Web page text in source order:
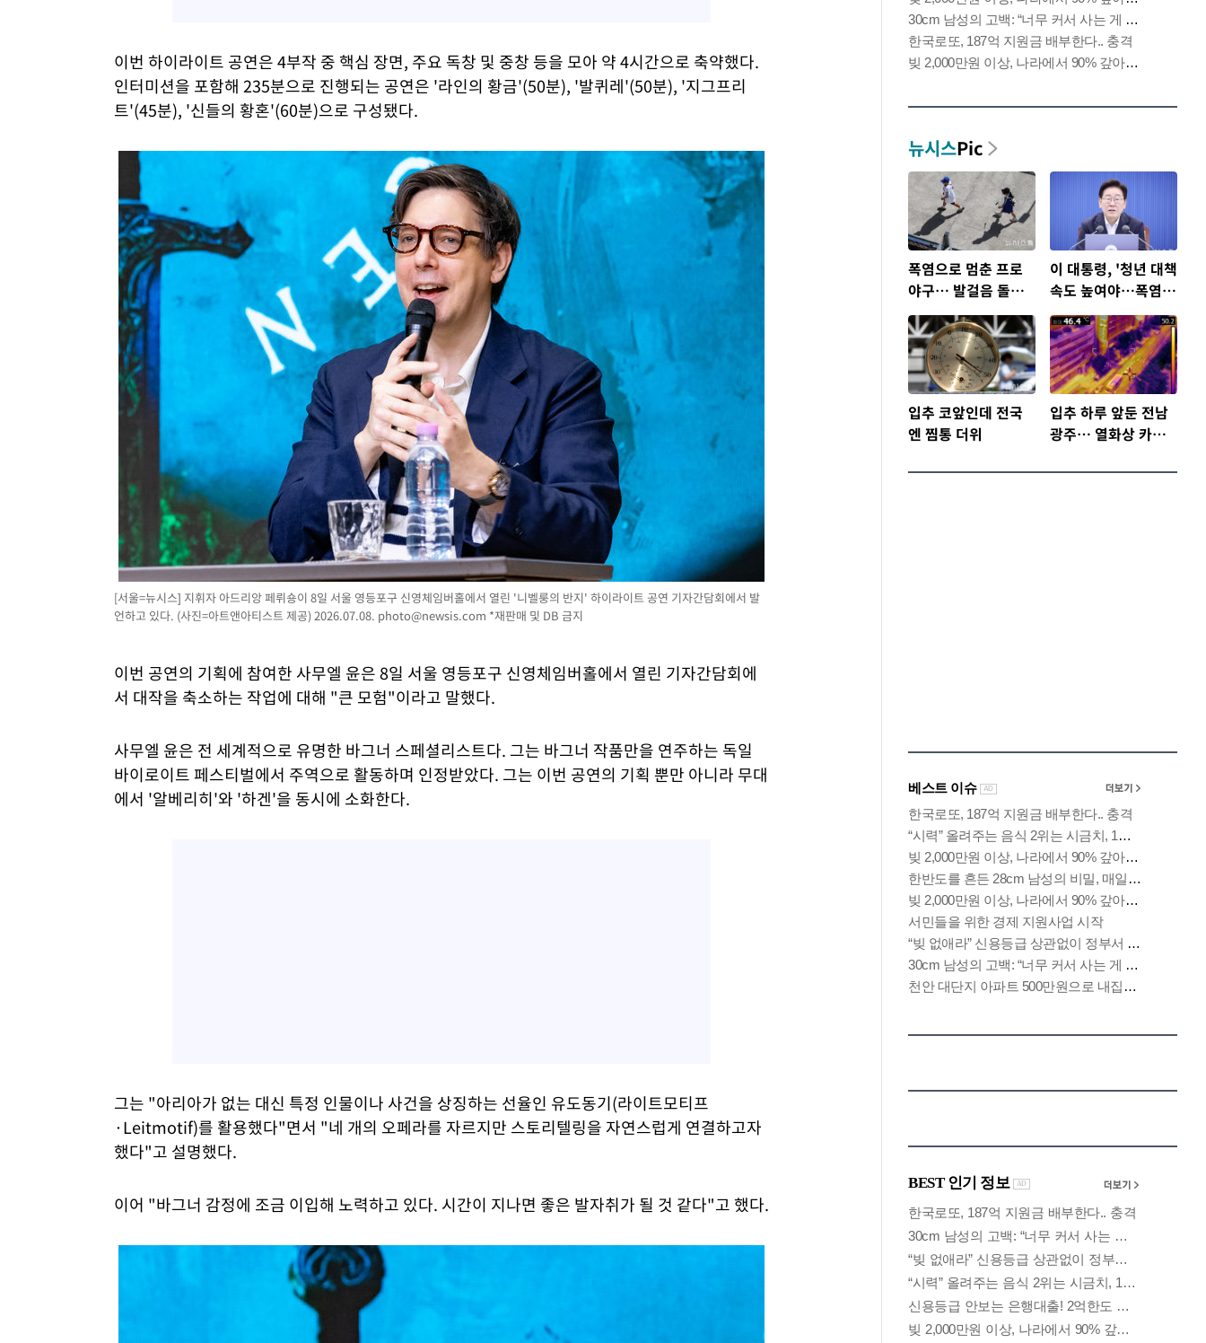
이번 하이라이트 공연은 4부작 중 핵심 장면, 주요 독창 및 중창 등을 모아 약 4시간으로 축약했다.
인터미션을 포함해 235분으로 진행되는 공연은 '라인의 황금'(50분), '발퀴레'(50분), '지그프리
트'(45분), '신들의 황혼'(60분)으로 구성됐다.
[서울=뉴시스] 지휘자 아드리앙 페뤼숑이 8일 서울 영등포구 신영체임버홀에서 열린 '니벨룽의 반지' 하이라이트 공연 기자간담회에서 발
언하고 있다. (사진=아트앤아티스트 제공) 2026.07.08. photo@newsis.com *재판매 및 DB 금지
이번 공연의 기획에 참여한 사무엘 윤은 8일 서울 영등포구 신영체임버홀에서 열린 기자간담회에
서 대작을 축소하는 작업에 대해 "큰 모험"이라고 말했다.
사무엘 윤은 전 세계적으로 유명한 바그너 스페셜리스트다. 그는 바그너 작품만을 연주하는 독일
바이로이트 페스티벌에서 주역으로 활동하며 인정받았다. 그는 이번 공연의 기획 뿐만 아니라 무대
에서 '알베리히'와 '하겐'을 동시에 소화한다.
그는 "아리아가 없는 대신 특정 인물이나 사건을 상징하는 선율인 유도동기(라이트모티프
·Leitmotif)를 활용했다"면서 "네 개의 오페라를 자르지만 스토리텔링을 자연스럽게 연결하고자
했다"고 설명했다.
이어 "바그너 감정에 조금 이입해 노력하고 있다. 시간이 지나면 좋은 발자취가 될 것 같다"고 했다.
뉴시스Pic
폭염으로 멈춘 프로
야구… 발걸음 돌리
는 팬들
이 대통령, '청년 대책
속도 높여야…폭염
문제도 총력 대응'
입추 코앞인데 전국
엔 찜통 더위
입추 하루 앞둔 전남
광주… 열화상 카메